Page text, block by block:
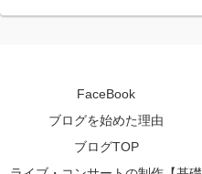
FaceBook
ブログを始めた理由
ブログTOP